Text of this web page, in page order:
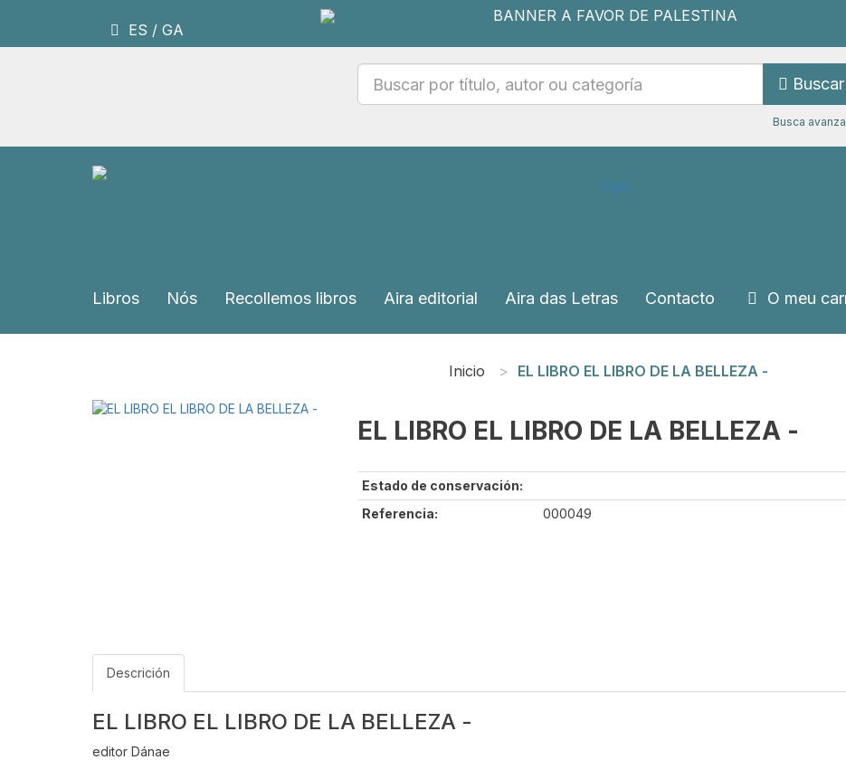
ES / GA
Buscar
Busca
Libros Nós Recollemos libros Aira editorial Aira das Letras Contacto O meu
Inicio EL LIBRO EL LIBRO DE LA BELLEZA -
EL LIBRO EL LIBRO DE LA BELLEZA -
Estado de conservación:
Referencia:
000049
Descrición
EL LIBRO EL LIBRO DE LA BELLEZA -
editor Dánae